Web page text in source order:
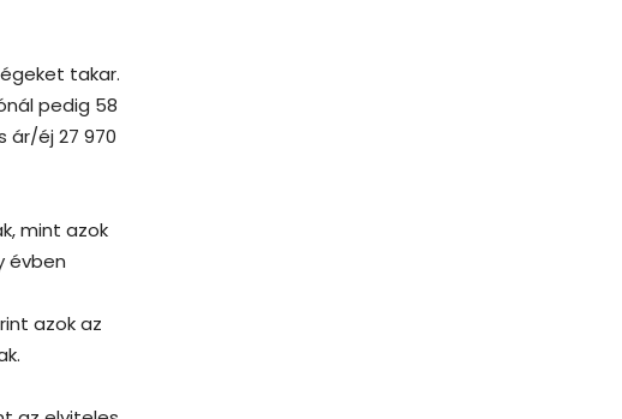
takar.
pedig 58
ár/éj 27 970
mint azok
évben
azok az